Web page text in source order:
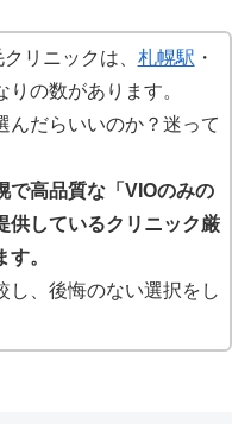
リニックは、 札幌駅 ・
りの数があります。
んだらいいのか？迷って
で高品質な「VIOのみの
供しているクリニック厳
。
し、後悔のない選択をし